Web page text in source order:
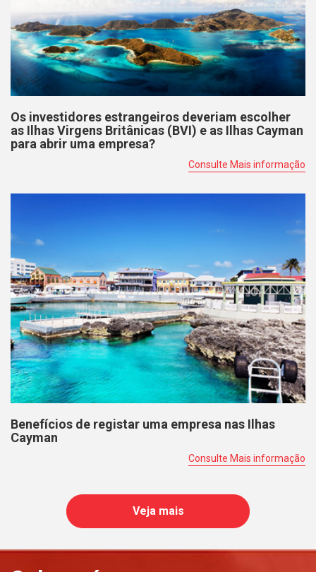
Os investidores estrangeiros deveriam escolher
as Ilhas Virgens Britânicas (BVI) e as Ilhas Cayman
para abrir uma empresa?
Consulte Mais informação
Benefícios de registar uma empresa nas Ilhas
Cayman
Consulte Mais informação
Veja mais